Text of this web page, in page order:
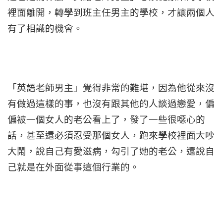
裡面離開，轉學到班主任男主的學校，才讓兩個人
有了相識的機會。
「英語老師男主」覺得非常的難堪，因為他從來沒
有做過這樣的事，也沒有跟其他的人談過戀愛，偏
偏被一個女人的老公看上了，發了一些很噁心的
話，甚至還必須忍受那個女人，跑來學校裡面大吵
大鬧，說自己有愛滋病，勾引了她的老公，還說自
己就是在外面從事這個行業的。